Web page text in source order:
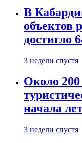
В
объектов
достигло
3 недели спустя
Около 200
начала
3 недели спустя